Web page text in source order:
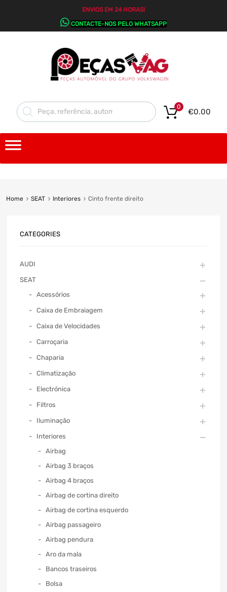
ENVIOS EM 24 HORAS!
CONTACTE-NOS PELO WHATSAPP
€0.00
0
Home SEAT Interiores Cinto frente direito
CATEGORIES
AUDI
SEAT
Acessórios
Caixa de Embraiagem
Caixa de Velocidades
Carroçaria
Chaparia
Climatização
Electrónica
Filtros
Iluminação
Interiores
Airbag
Airbag 3 braços
Airbag 4 braços
Airbag de cortina direito
Airbag de cortina esquerdo
Airbag passageiro
Airbag pendura
Aro da mala
Bancos traseiros
Bolsa